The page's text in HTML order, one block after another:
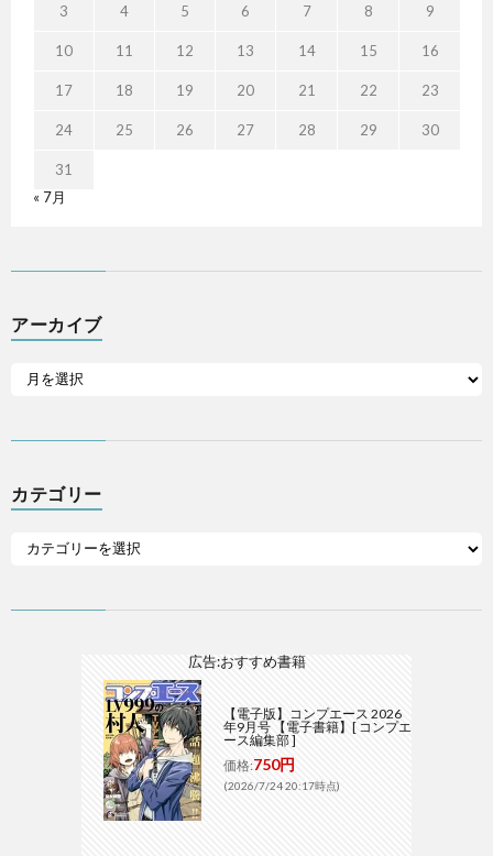
3 4 5 6 7 8 9
10 11 12 13 14 15 16
17 18 19 20 21 22 23
24 25 26 27 28 29 30
31
« 7月
アーカイブ
カテゴリー
広告:おすすめ書籍
【電子版】コンプエース 2026
年9月号 【電子書籍】[ コンプエ
ース編集部 ]
価格:750円
(2026/7/24 20:17時点)